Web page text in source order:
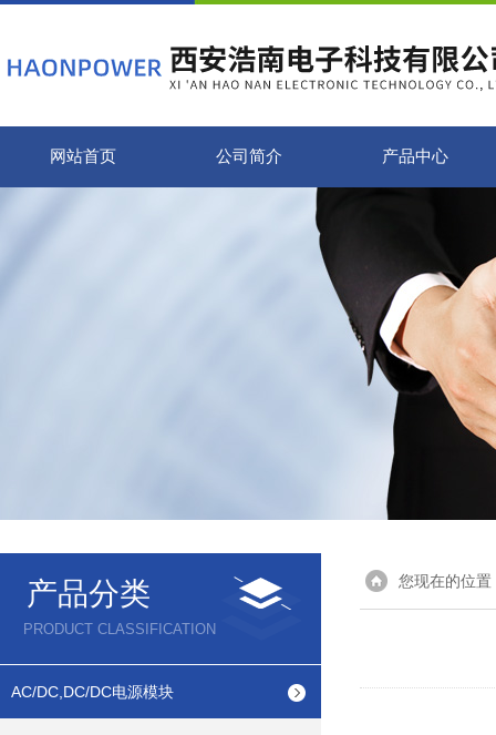
网站首页 公司简介 产品中心
产品分类
PRODUCT CLASSIFICATION
AC/DC,DC/DC电源模块
您现在的位置